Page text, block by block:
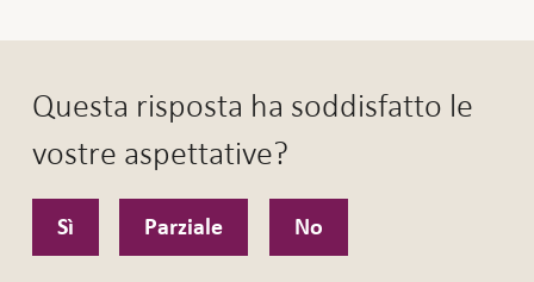
Questa risposta ha soddisfatto le
vostre aspettative?
Sì Parziale No